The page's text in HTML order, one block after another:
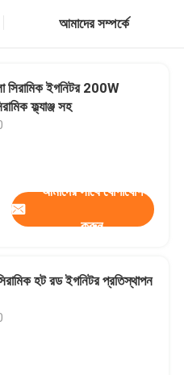
আমাদের সম্পর্কে
সিরামিক ইগনিটর 200W
ফ্ল্যাঞ্জ সহ
আমাদের সাথে যোগাযোগ
করুন
হট রড ইগনিটর প্রতিস্থাপন